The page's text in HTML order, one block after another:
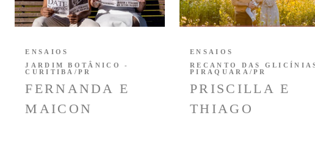
FERNANDA E
MAICON
ENSAIOS
JARDIM BOTÂNICO -
CURITIBA/PR
PRISCILLA E
THIAGO
ENSAIOS
RECANTO DAS
PIRAQUARA/PR